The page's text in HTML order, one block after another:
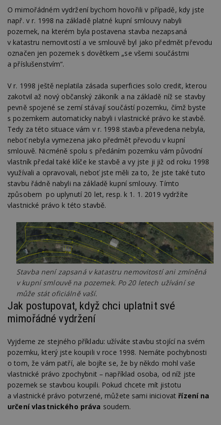
O mimořádném vydržení bychom hovořili v případě, kdy jste
např. v r. 1998 na základě platné kupní smlouvy nabyli
pozemek, na kterém byla postavena stavba nezapsaná
v katastru nemovitostí a ve smlouvě byl jako předmět převodu
označen jen pozemek s dovětkem „se všemi součástmi
a příslušenstvím“.
V r. 1998 ještě neplatila zásada superficies solo credit, kterou
zakotvil až nový občanský zákoník a na základě níž se stavby
pevně spojené se zemí stávají součástí pozemku, čímž byste
s pozemkem automaticky nabyli i vlastnické právo ke stavbě.
Tedy za této situace vám v r. 1998 stavba převedena nebyla,
neboť nebyla vymezena jako předmět převodu v kupní
smlouvě. Nicméně spolu s předáním pozemku vám původní
vlastník předal také klíče ke stavbě a vy jste ji již od roku 1998
využívali a opravovali, neboť jste měli za to, že jste také tuto
stavbu řádně nabyli na základě kupní smlouvy. Tímto
způsobem po uplynutí 20 let, resp. k 1. 1. 2019 vydržíte
vlastnické právo k této stavbě.
Stavba není zapsaná v katastru nemovitostí ani zmíněná
v kupní smlouvě na pozemek. Po 20 letech užívání se
může stát oficiálně vaší.
Jak postupovat, když chci uplatnit své
mimořádné vydržení
Vyjdeme ze stejného příkladu: užíváte stavbu stojící na svém
pozemku, který jste koupili v roce 1998. Nemáte pochybnosti
o tom, že vám patří, ale bojíte se, že by někdo mohl vaše
vlastnické právo zpochybnit – například osoba, od níž jste
pozemek se stavbou koupili. Pokud chcete mít jistotu
a vlastnické právo potvrzené, můžete sami iniciovat řízení na
určení vlastnického práva soudem.